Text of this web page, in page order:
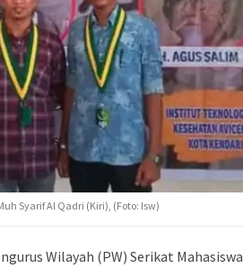
Syarif Al Qadri (Kiri), (Foto: Isw)
Wilayah (PW) Serikat Mahasiswa